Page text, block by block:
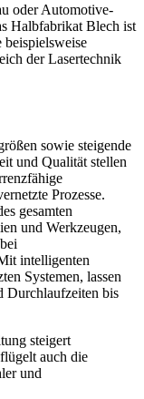
oder Automotive-
Halbfabrikat Blech ist
der Lasertechnik
sowie steigende
und Qualität stellen
Prozesse.
gesamten
und Werkzeugen,
intelligenten
Systemen, lassen
Durchlaufzeiten bis
steigert
auch die
und